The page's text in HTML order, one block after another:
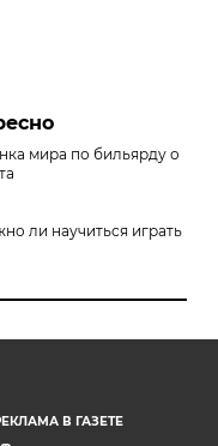
мира по бильярду о
ли научиться играть
В ГАЗЕТЕ